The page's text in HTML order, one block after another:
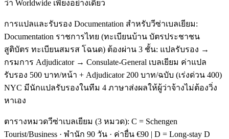
ว่า Worldwide เพียงอย่างเดียว
การแปลและรับรอง Documentation สำหรับวีซ่าเบลเยียม:
Documentation ราชการไทย (ทะเบียนบ้าน บัตรประชาชน
สูติบัตร ทะเบียนสมรส โฉนด) ต้องผ่าน 3 ชั้น: แปลรับรอง →
กรมการ Adjudicator → Consulate-General เบลเยียม ค่าแปล
รับรอง 500 บาท/หน้า + Adjudicator 200 บาท/ฉบับ (เร่งด่วน 400)
NYC มีนักแปลรับรองในทีม 4 ภาษาส่งผลให้ผู้ว่าจ้างไม่ต้องวิ่ง
หาเอง
ตารางหมวดวีซ่าเบลเยียม (3 หมวด): C = Schengen
Tourist/Business · พำนัก 90 วัน · ค่ายื่น €90 | D = Long-stay D